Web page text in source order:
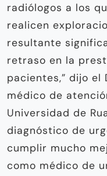
radiólogos a los
realicen
resultante
retraso en la
pacientes,” dijo el
médico de
Universidad de
diagnóstico de
cumplir mucho
como médico de